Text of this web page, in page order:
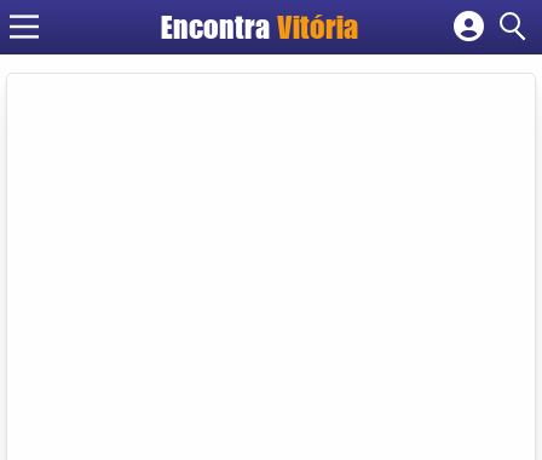
Encontra Vitória
Cadastrar empresa